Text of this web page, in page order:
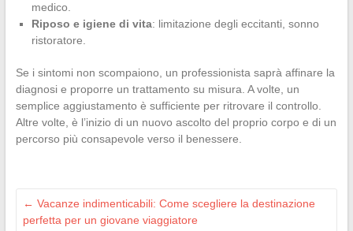
medico.
Riposo e igiene di vita: limitazione degli eccitanti, sonno
ristoratore.
Se i sintomi non scompaiono, un professionista saprà affinare la
diagnosi e proporre un trattamento su misura. A volte, un
semplice aggiustamento è sufficiente per ritrovare il controllo.
Altre volte, è l’inizio di un nuovo ascolto del proprio corpo e di un
percorso più consapevole verso il benessere.
← Vacanze indimenticabili: Come scegliere la destinazione
perfetta per un giovane viaggiatore